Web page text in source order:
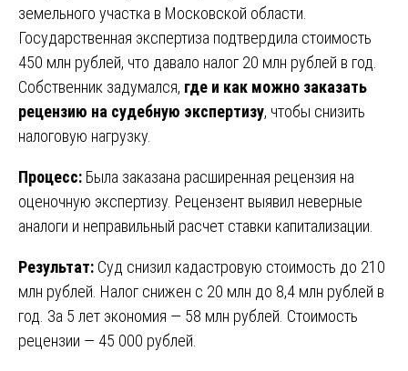
земельного участка в Московской области.
Государственная экспертиза подтвердила стоимость
450 млн рублей, что давало налог 20 млн рублей в год.
Собственник задумался, где и как можно заказать
рецензию на судебную экспертизу, чтобы снизить
налоговую нагрузку.
Процесс: Была заказана расширенная рецензия на
оценочную экспертизу. Рецензент выявил неверные
аналоги и неправильный расчет ставки капитализации.
Результат: Суд снизил кадастровую стоимость до 210
млн рублей. Налог снижен с 20 млн до 8,4 млн рублей в
год. За 5 лет экономия — 58 млн рублей. Стоимость
рецензии — 45 000 рублей.